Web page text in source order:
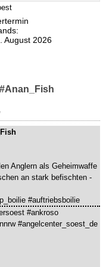
August 2026
Anglern als Geheimwaffe
an stark befischten
#auftriebsboilie
#ankroso
#angelcenter_soest_de